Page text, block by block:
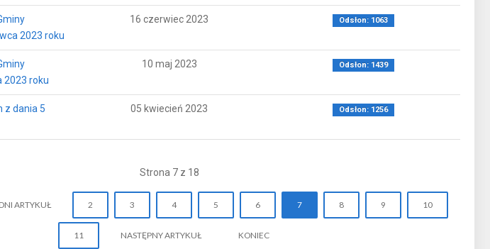
2023 roku
16 czerwiec 2023 Odsłon: 1063
2023 roku
10 maj 2023 Odsłon: 1439
z dania 5
05 kwiecień 2023 Odsłon: 1256
Strona 7 z 18
ARTYKUŁ 2 3 4 5 6 7 8 9 10
11 NASTĘPNY ARTYKUŁ KONIEC